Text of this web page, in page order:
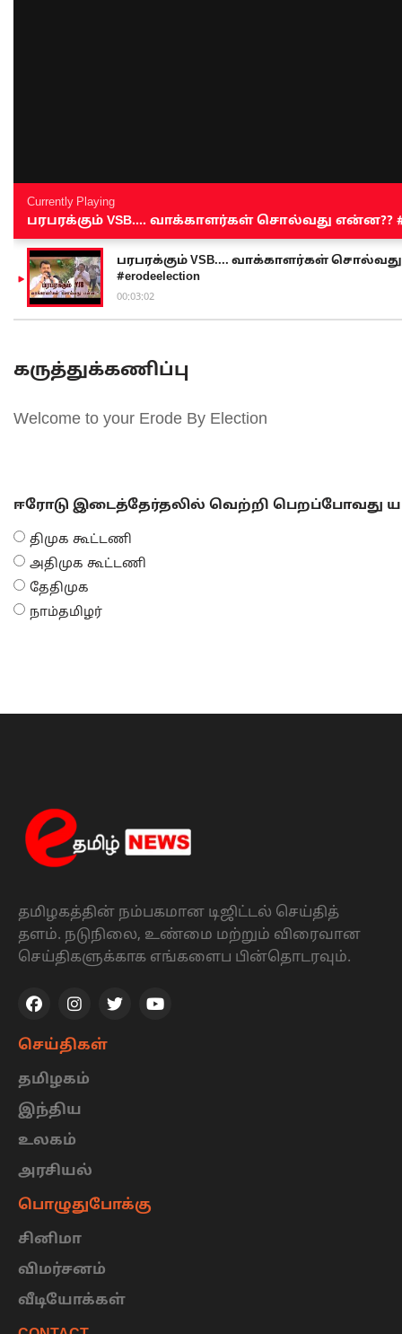
Currently Playing
பரபரக்கும் VSB.... வாக்காளர்கள் சொல்வது என்ன??
பரபரக்கும் VSB.... வாக்காளர்கள் சொல்வது
#erodeelection
00:03:02
கருத்துக்கணிப்பு
Welcome to your Erode By Election
ஈரோடு இடைத்தேர்தலில் வெற்றி பெறப்போவது
திமுக கூட்டணி
அதிமுக கூட்டணி
தேதிமுக
நாம்தமிழர்
தமிழகத்தின் நம்பகமான டிஜிட்டல் செய்தித்
தளம். நடுநிலை, உண்மை மற்றும் விரைவான
செய்திகளுக்காக எங்களைப பின்தொடரவும்.
செய்திகள்
தமிழகம்
இந்திய
உலகம்
அரசியல்
பொழுதுபோக்கு
சினிமா
விமர்சனம்
வீடியோக்கள்